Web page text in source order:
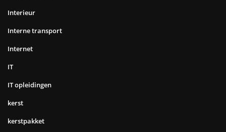
Interieur
Interne transport
Internet
IT
IT opleidingen
kerst
kerstpakket